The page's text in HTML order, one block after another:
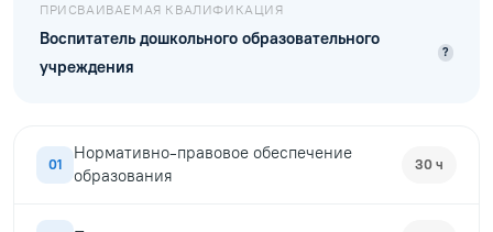
ПРИСВАИВАЕМАЯ КВАЛИФИКАЦИЯ
Воспитатель дошкольного образовательного
учреждения
?
01
Нормативно-правовое обеспечение
образования
30 ч